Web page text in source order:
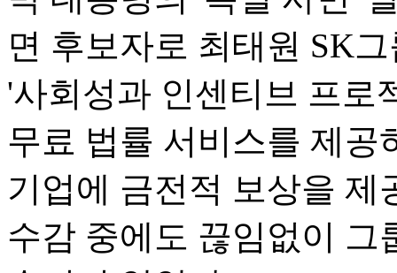
면 후보자로 최태원 SK
'사회성과 인센티브 프로
무료 법률 서비스를 제공
기업에 금전적 보상을 제
수감 중에도 끊임없이 그